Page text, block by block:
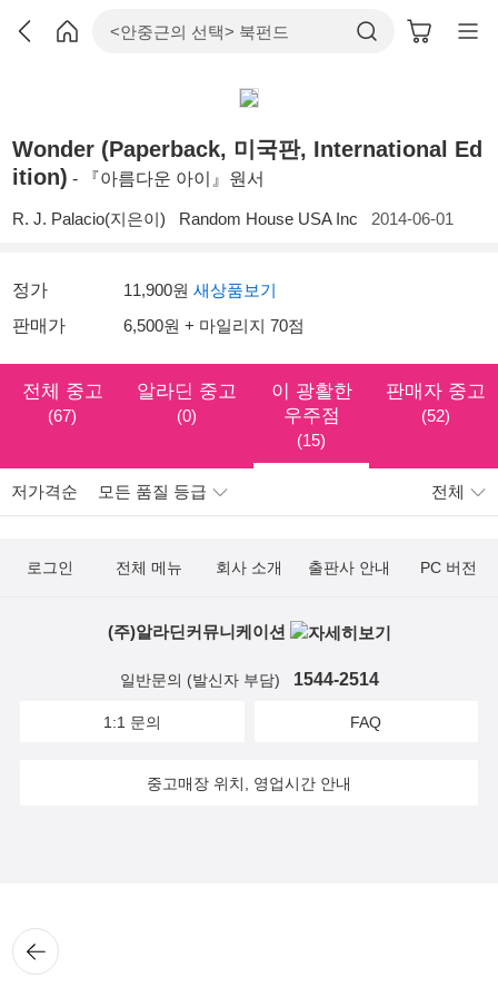
Wonder (Paperback, 미국판, International Ed
ition) - 『아름다운 아이』원서
R. J. Palacio(지은이) Random House USA Inc 2014-06-01
정가 11,900원 새상품보기
판매가
6,500원 + 마일리지 70점
전체 중고
(67)
알라딘 중고
(0)
이 광활한
우주점
(15)
판매자 중고
(52)
저가격순 모든 품질 등급 전체
뒤로
가기
로그인 전체 메뉴 회사 소개 출판사 안내 PC 버전
(주)알라딘커뮤니케이션
일반문의 (발신자 부담) 1544-2514
1:1 문의 FAQ
중고매장 위치, 영업시간 안내